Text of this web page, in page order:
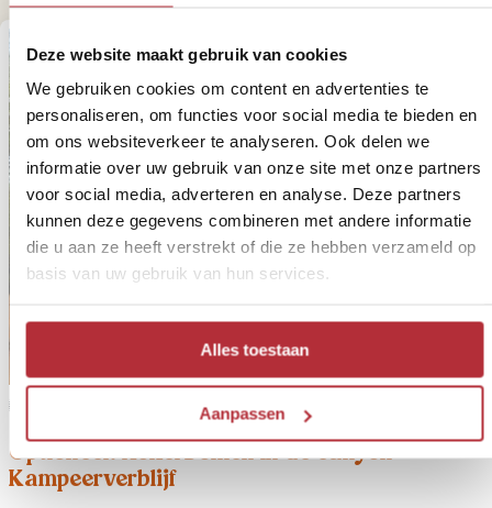
Deze website maakt gebruik van cookies
We gebruiken cookies om content en advertenties te
personaliseren, om functies voor social media te bieden en
om ons websiteverkeer te analyseren. Ook delen we
informatie over uw gebruik van onze site met onze partners
voor social media, adverteren en analyse. Deze partners
kunnen deze gegevens combineren met andere informatie
die u aan ze heeft verstrekt of die ze hebben verzameld op
basis van uw gebruik van hun services.
Alles toestaan
Aanpassen
Optioneel: Kokerbomen in de canyon -
Kampeerverblijf